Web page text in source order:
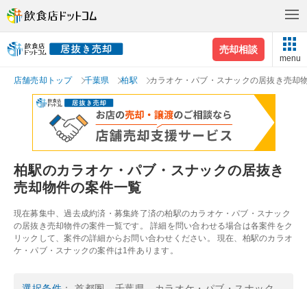
売却相談
menu
店舗売却トップ 千葉県 柏駅 カラオケ・パブ・スナックの居抜き売却
柏駅のカラオケ・パブ・スナックの居抜き
売却物件の案件一覧
現在募集中、過去成約済・募集終了済の柏駅のカラオケ・パブ・スナック
の居抜き売却物件の案件一覧です。 詳細を問い合わせる場合は各案件をク
リックして、案件の詳細からお問い合わせください。 現在、柏駅のカラオ
ケ・パブ・スナックの案件は1件あります。